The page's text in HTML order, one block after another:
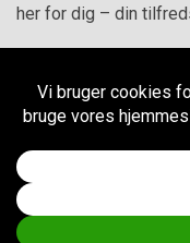
her for dig – din